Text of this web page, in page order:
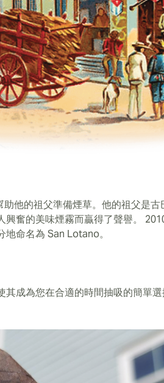
他的祖父準備煙草。他的祖父是
奮的美味煙霧而贏得了聲譽。
命名為 San Lotano。
成為您在合適的時間抽吸的簡單